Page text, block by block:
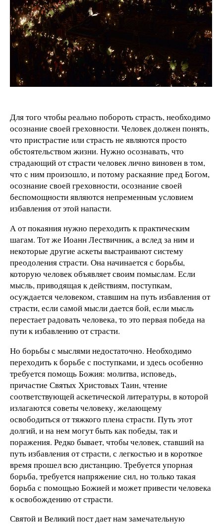
Для того чтобы реально побороть страсть, необходимо
осознание своей греховности. Человек должен понять,
что пристрастие или страсть не являются просто
обстоятельством жизни. Нужно осознавать, что
страдающий от страсти человек лично виновен в том,
что с ним произошло, и потому раскаяние пред Богом,
осознание своей греховности, осознание своей
беспомощности являются непременным условием
избавления от этой напасти.
А от покаяния нужно переходить к практическим
шагам. Тот же Иоанн Лествичник, а вслед за ним и
некоторые другие аскеты выстраивают систему
преодоления страсти. Она начинается с борьбы,
которую человек объявляет своим помыслам. Если
мысль, приводящая к действиям, поступкам,
осуждается человеком, ставшим на путь избавления от
страсти, если самой мысли дается бой, если мысль
перестает радовать человека, то это первая победа на
пути к избавлению от страсти.
Но борьбы с мыслями недостаточно. Необходимо
переходить к борьбе с поступками, и здесь особенно
требуется помощь Божия: молитва, исповедь,
причастие Святых Христовых Таин, чтение
соответствующей аскетической литературы, в которой
излагаются советы человеку, желающему
освободиться от тяжкого плена страсти. Путь этот
долгий, и на нем могут быть как победы, так и
поражения. Редко бывает, чтобы человек, ставший на
путь избавления от страсти, с легкостью и в короткое
время прошел всю дистанцию. Требуется упорная
борьба, требуется напряжение сил, но только такая
борьба с помощью Божией и может привести человека
к освобождению от страсти.
Святой и Великий пост дает нам замечательную